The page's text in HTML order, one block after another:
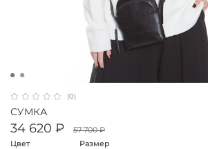
(0)
СУМКА
34 620 ₽
57 700 ₽
Цвет
Размер